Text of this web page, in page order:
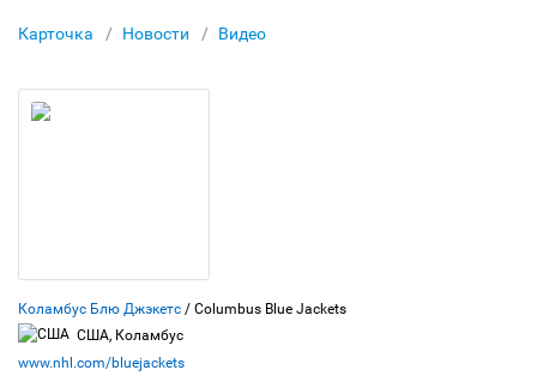
Карточка Новости Видео
Коламбус Блю Джэкетс / Columbus Blue Jackets
США, Коламбус
www.nhl.com/bluejackets